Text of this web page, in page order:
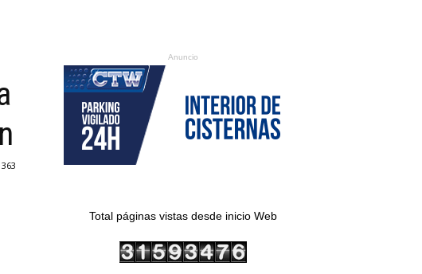
Anuncio
Total páginas vistas desde inicio Web